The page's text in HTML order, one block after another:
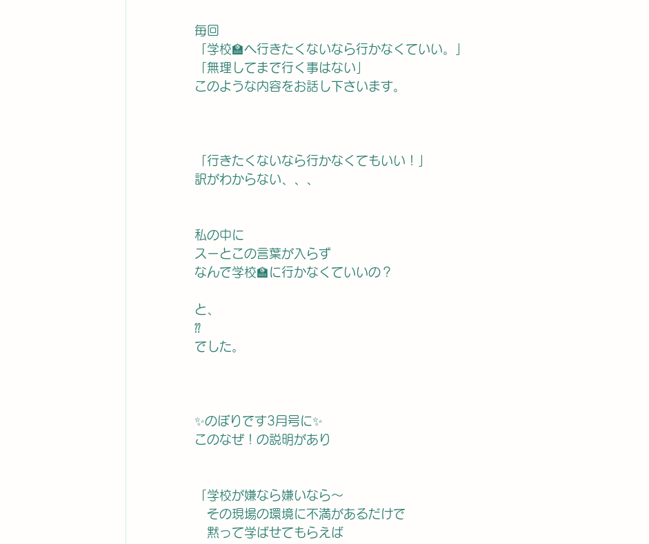
毎回
「学校🏫へ行きたくないなら行かなくていい。」
「無理してまで行く事はない」
このような内容をお話し下さいます。
「行きたくないなら行かなくてもいい！」
訳がわからない、、、
私の中に
スーとこの言葉が入らず
なんで学校🏫に行かなくていいの？
と、
⁇
でした。
✨のぼりです3月号に✨
このなぜ！の説明があり
「学校が嫌なら嫌いなら〜
その現場の環境に不満があるだけで
黙って学ばせてもらえば